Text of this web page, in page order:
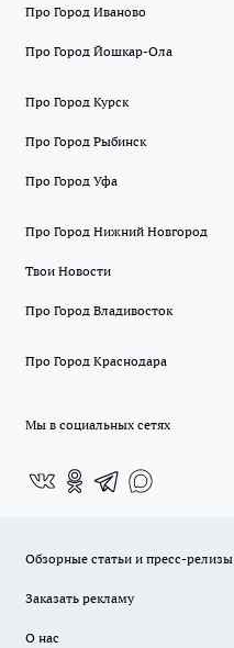
Про Город Иваново
Про Город Йошкар-Ола
Про Город Курск
Про Город Рыбинск
Про Город Уфа
Про Город Нижний Новгород
Твои Новости
Про Город Владивосток
Про Город Краснодара
Мы в социальных сетях
Обзорные статьи и пресс-релизы
Заказать рекламу
О нас